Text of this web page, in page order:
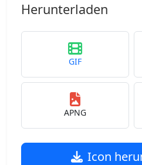
Herunterladen
GIF
APNG
Icon